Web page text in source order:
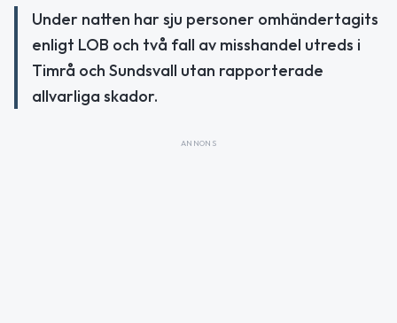
Under natten har sju personer omhändertagits
enligt LOB och två fall av misshandel utreds i
Timrå och Sundsvall utan rapporterade
allvarliga skador.
ANNONS